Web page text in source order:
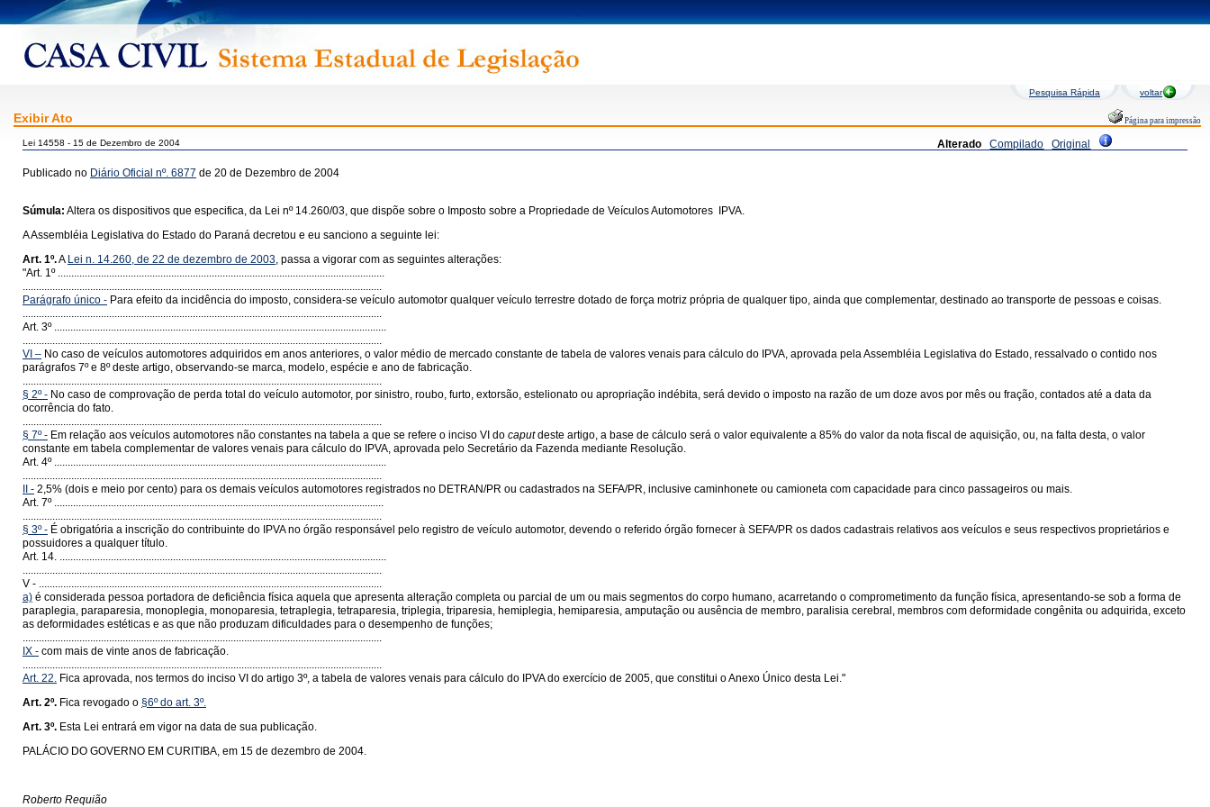
Pesquisa Rápida voltar
Exibir Ato Página para impressão
Alterado Compilado Original
Lei 14558 - 15 de Dezembro de 2004
Publicado no Diário Oficial nº. 6877 de 20 de Dezembro de 2004
Súmula: Altera os dispositivos que especifica, da Lei nº 14.260/03, que dispõe sobre o Imposto sobre a Propriedade de Veículos Automotores  IPVA.
A Assembléia Legislativa do Estado do Paraná decretou e eu sanciono a seguinte lei:
Art. 1º.A Lei n. 14.260, de 22 de dezembro de 2003, passa a vigorar com as seguintes alterações:
"Art. 1º .........................................................................................................................
.....................................................................................................................................
Parágrafo único - Para efeito da incidência do imposto, considera-se veículo automotor qualquer veículo terrestre dotado de força motriz própria de qualquer tipo, ainda que complementar, destinado ao transporte de pessoas e coisas.
.....................................................................................................................................
Art. 3º ...........................................................................................................................
.....................................................................................................................................
VI – No caso de veículos automotores adquiridos em anos anteriores, o valor médio de mercado constante de tabela de valores venais para cálculo do IPVA, aprovada pela Assembléia Legislativa do Estado, ressalvado o contido nos
parágrafos 7º e 8º deste artigo, observando-se marca, modelo, espécie e ano de fabricação.
.....................................................................................................................................
§ 2º - No caso de comprovação de perda total do veículo automotor, por sinistro, roubo, furto, extorsão, estelionato ou apropriação indébita, será devido o imposto na razão de um doze avos por mês ou fração, contados até a data da
ocorrência do fato.
.....................................................................................................................................
§ 7º - Em relação aos veículos automotores não constantes na tabela a que se refere o inciso VI do caputdeste artigo, a base de cálculo será o valor equivalente a 85% do valor da nota fiscal de aquisição, ou, na falta desta, o valor
constante em tabela complementar de valores venais para cálculo do IPVA, aprovada pelo Secretário da Fazenda mediante Resolução.
Art. 4º ...........................................................................................................................
.....................................................................................................................................
II - 2,5% (dois e meio por cento) para os demais veículos automotores registrados no DETRAN/PR ou cadastrados na SEFA/PR, inclusive caminhonete ou camioneta com capacidade para cinco passageiros ou mais.
Art. 7º ..........................................................................................................................
.....................................................................................................................................
§ 3º - É obrigatória a inscrição do contribuinte do IPVA no órgão responsável pelo registro de veículo automotor, devendo o referido órgão fornecer à SEFA/PR os dados cadastrais relativos aos veículos e seus respectivos proprietários e
possuidores a qualquer título.
Art. 14. .........................................................................................................................
.....................................................................................................................................
V - ...............................................................................................................................
a) é considerada pessoa portadora de deficiência física aquela que apresenta alteração completa ou parcial de um ou mais segmentos do corpo humano, acarretando o comprometimento da função física, apresentando-se sob a forma de
paraplegia, paraparesia, monoplegia, monoparesia, tetraplegia, tetraparesia, triplegia, triparesia, hemiplegia, hemiparesia, amputação ou ausência de membro, paralisia cerebral, membros com deformidade congênita ou adquirida, exceto
as deformidades estéticas e as que não produzam dificuldades para o desempenho de funções;
.....................................................................................................................................
IX - com mais de vinte anos de fabricação.
.....................................................................................................................................
Art. 22. Fica aprovada, nos termos do inciso VI do artigo 3º, a tabela de valores venais para cálculo do IPVA do exercício de 2005, que constitui o Anexo Único desta Lei."
Art. 2º. Fica revogado o §6º do art. 3º.
Art. 3º. Esta Lei entrará em vigor na data de sua publicação.
PALÁCIO DO GOVERNO EM CURITIBA, em 15 de dezembro de 2004.
Roberto Requião